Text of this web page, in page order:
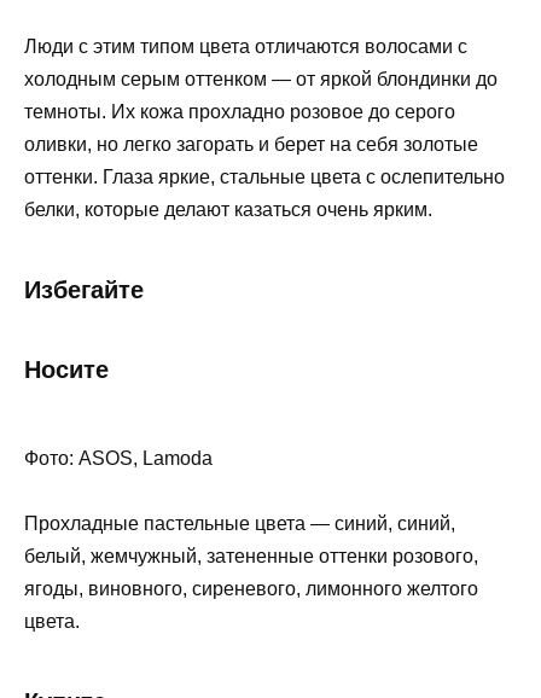
Люди с этим типом цвета отличаются волосами с
холодным серым оттенком — от яркой блондинки до
темноты. Их кожа прохладно розовое до серого
оливки, но легко загорать и берет на себя золотые
оттенки. Глаза яркие, стальные цвета с ослепительно
белки, которые делают казаться очень ярким.
Избегайте
Носите
Фото: ASOS, Lamoda
Прохладные пастельные цвета — синий, синий,
белый, жемчужный, затененные оттенки розового,
ягоды, виновного, сиреневого, лимонного желтого
цвета.